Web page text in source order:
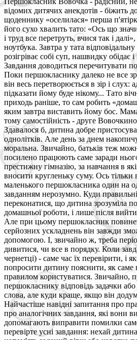
відомих дитячих анекдотів - біжить
щоденнику «оселилася» перша
його сухо хвалить тато: «Ось що
і труд все перетруть, вчися так і
ноутбука. Завтра у тата
розігріває собі суп, нашвидку обідає
Завдання доводиться перечитувати
Поки першокласнику далеко не все
він весь перетворюється в зір і слух:
підказати йому буде нікому... Тато
приходь раніше, то сам робить
яким завтра виставить йому бос.
тому самостійність - друге
Здавалося б, дитина добре
однолітків. Але день за днем
моральна. Звичайно, батьків теж
посилено працюють саме заради
престижну гімназію, за навчання в
вносити кругленьку суму. Ось тільки
маленького першокласника один на
завданням нерозумно. Куди
переконатися, що дитина зрозуміла
домашньої роботи, і лише після
Але при цьому першокласник
серйозних ускладнень він завжди
допомогою. І, звичайно ж, треба
дивитися, чи все в порядку. Коли
чернетці) - саме час їх перевірити, і
попросити дитину пояснити, як саме
правилом користуватися. Звичайно,
першокласнику відповідь задачки
слова, але куди краще, якщо він
Найчастіше навідні запитання про
про аналогічних завдання, які вони
допомагають виправити помилки
перевірте усні завдання: нехай